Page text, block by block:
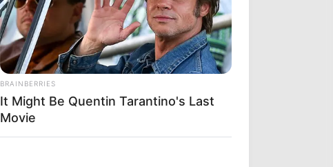
BRAINBERRIES
It Might Be Quentin Tarantino's Last
Movie